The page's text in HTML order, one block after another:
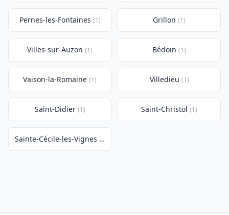
Pernes-les-Fontaines (1) Grillon (1)
Villes-sur-Auzon (1) Bédoin (1)
Vaison-la-Romaine (1) Villedieu (1)
Saint-Didier (1) Saint-Christol (1)
Sainte-Cécile-les-Vignes (1)